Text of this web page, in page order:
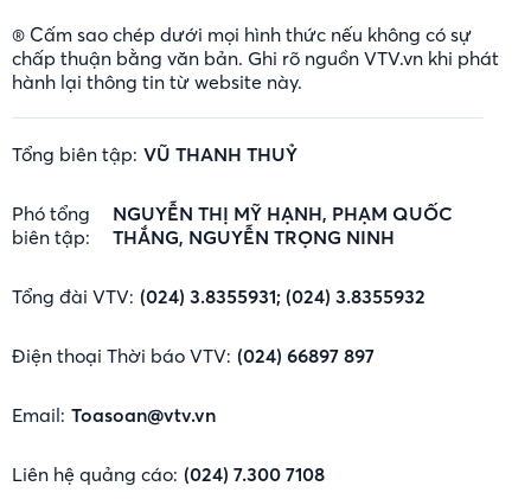
® Cấm sao chép dưới mọi hình thức nếu không có sự
chấp thuận bằng văn bản. Ghi rõ nguồn VTV.vn khi phát
hành lại thông tin từ website này.
Tổng biên tập: VŨ THANH THUỶ
Phó tổng
biên tập:
NGUYỄN THỊ MỸ HẠNH, PHẠM QUỐC
THẮNG, NGUYỄN TRỌNG NINH
Tổng đài VTV: (024) 3.8355931; (024) 3.8355932
Điện thoại Thời báo VTV: (024) 66897 897
Email: Toasoan@vtv.vn
Liên hệ quảng cáo: (024) 7.300 7108